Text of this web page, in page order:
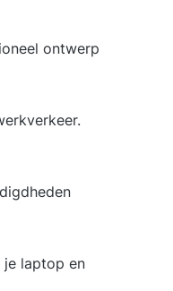
ontwerp
je laptop en